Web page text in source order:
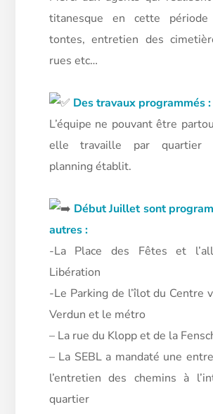
titanesque en cette
tontes, entretien des
rues etc…
Des travaux programmés :
L’équipe ne pouvant être
elle travaille par quartier
planning établit.
Début Juillet sont
autres :
-La Place des Fêtes et
Libération
-Le Parking de l’îlot du Centre
Verdun et le métro
– La rue du Klopp et de la
– La SEBL a mandaté une
l’entretien des chemins à
quartier